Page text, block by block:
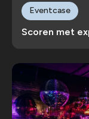
Scoren met
Eventcase